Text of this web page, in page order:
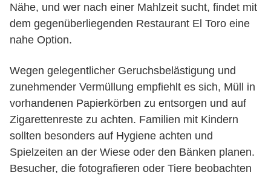
Nähe, und wer nach einer Mahlzeit sucht, findet mit
dem gegenüberliegenden Restaurant El Toro eine
nahe Option.
Wegen gelegentlicher Geruchsbelästigung und
zunehmender Vermüllung empfiehlt es sich, Müll in
vorhandenen Papierkörben zu entsorgen und auf
Zigarettenreste zu achten. Familien mit Kindern
sollten besonders auf Hygiene achten und
Spielzeiten an der Wiese oder den Bänken planen.
Besucher, die fotografieren oder Tiere beobachten